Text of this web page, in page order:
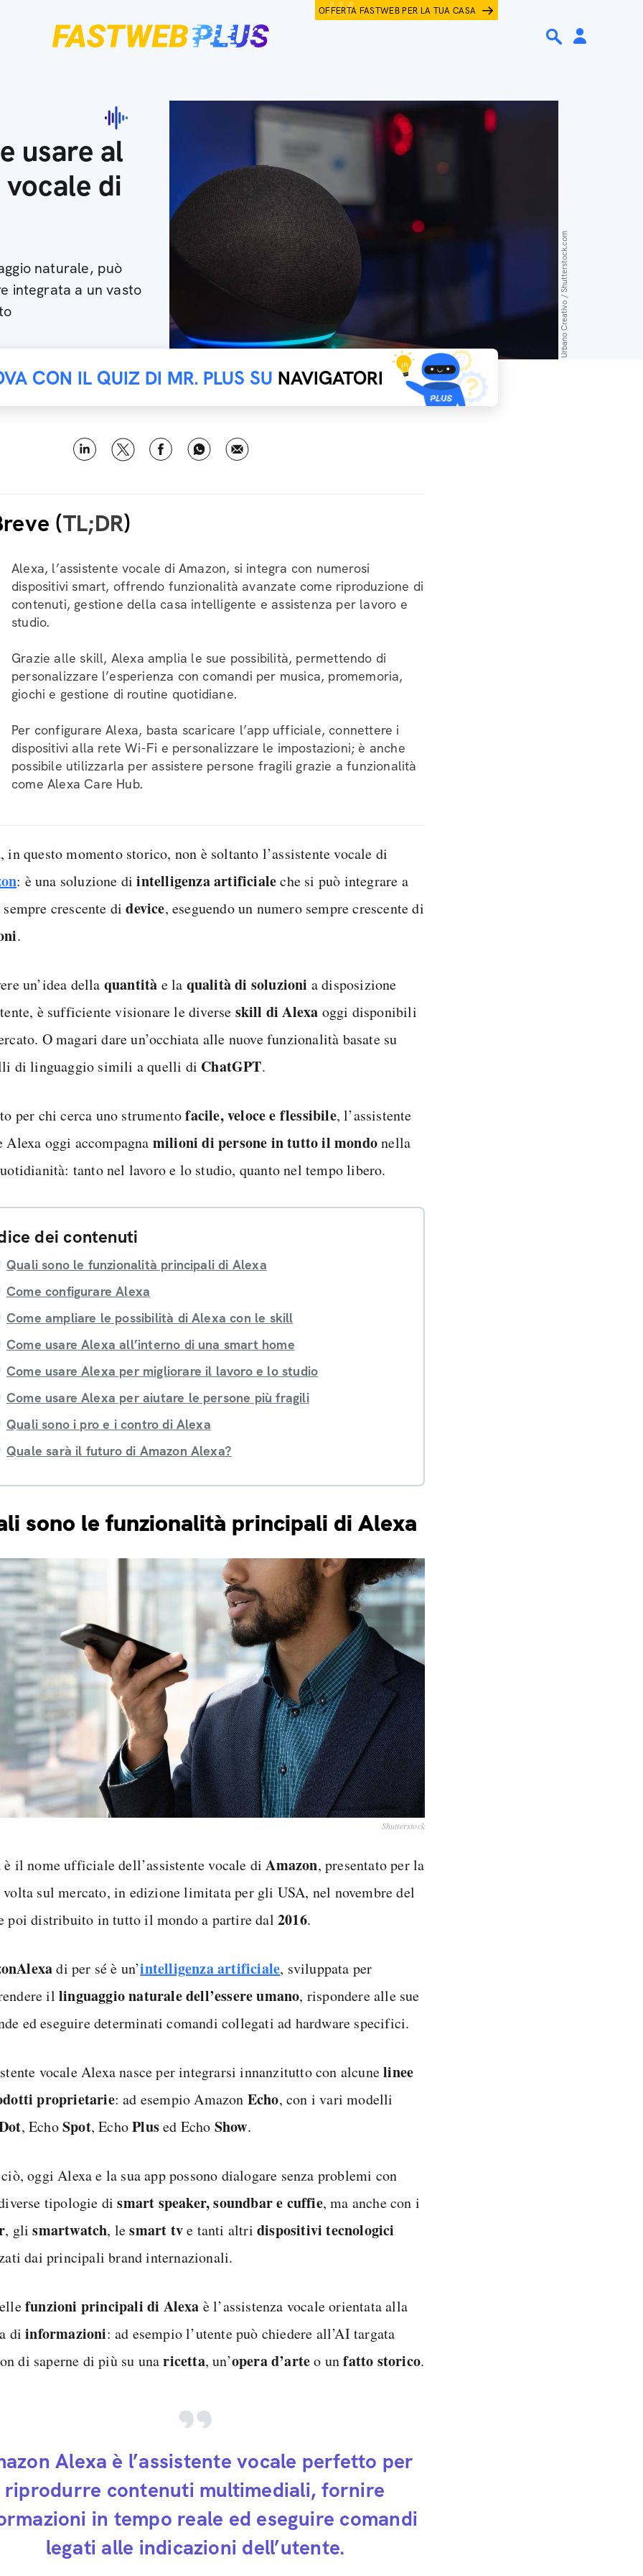
OFFERTA FASTWEB PER LA TUA CASA
usare al
vocale di
naturale, può
integrata a un vasto
Urbano Creativo / Shutterstock.com
CON IL QUIZ DI MR. PLUS SU NAVIGATORI
(TL;DR)
Alexa, l’assistente vocale di Amazon, si integra con numerosi
dispositivi smart, offrendo funzionalità avanzate come riproduzione di
contenuti, gestione della casa intelligente e assistenza per lavoro e
studio.
Grazie alle skill, Alexa amplia le sue possibilità, permettendo di
personalizzare l’esperienza con comandi per musica, promemoria,
giochi e gestione di routine quotidiane.
Per configurare Alexa, basta scaricare l’app ufficiale, connettere i
dispositivi alla rete Wi-Fi e personalizzare le impostazioni; è anche
possibile utilizzarla per assistere persone fragili grazie a funzionalità
come Alexa Care Hub.
, in questo momento storico, non è soltanto l’assistente vocale di
: è una soluzione diintelligenza artificialeche si può integrare a
sempre crescente didevice, eseguendo un numero sempre crescente di
.
un’idea della quantità e la qualità di soluzioni a disposizione
è sufficiente visionare le diverse skill di Alexa oggi disponibili
O magari dare un’occhiata alle nuove funzionalità basate su
di linguaggio simili a quelli di ChatGPT.
per chi cerca uno strumentofacile, veloce e flessibile, l’assistente
Alexa oggi accompagna milioni di persone in tutto il mondonella
tanto nel lavoro e lo studio, quanto nel tempo libero.
dei contenuti
Quali sono le funzionalità principali di Alexa
Come configurare Alexa
Come ampliare le possibilità di Alexa con le skill
Come usare Alexa all’interno di una smart home
Come usare Alexa per migliorare il lavoro e lo studio
Come usare Alexa per aiutare le persone più fragili
Quali sono i pro e i contro di Alexa
Quale sarà il futuro di Amazon Alexa?
sono le funzionalità principali di Alexa
Shutterstock
è il nome ufficiale dell’assistente vocale diAmazon, presentato per la
sul mercato, in edizione limitata per gli USA, nel novembre del
poi distribuito in tutto il mondo a partire dal2016.
Alexadi per sé è un’intelligenza artificiale, sviluppata per
il linguaggio naturale dell’essere umano, rispondere alle sue
ed eseguire determinati comandi collegati ad hardware specifici.
vocale Alexa nasce per integrarsi innanzitutto con alcunelinee
proprietarie: ad esempio Amazon Echo, con i vari modelli
, EchoSpot, EchoPlused Echo Show.
oggi Alexa e la sua app possono dialogare senza problemi con
tipologie dismart speaker, soundbar e cuffie, ma anche con i
, glismartwatch, lesmart tve tanti altridispositivi tecnologici
dai principali brand internazionali.
funzioni principali di Alexa è l’assistenza vocale orientata alla
diinformazioni: ad esempio l’utente può chiedere all’AI targata
di saperne di più su unaricetta, un’opera d’arteo unfatto storico.
Alexa è l’assistente vocale perfetto per
riprodurre contenuti multimediali, fornire
in tempo reale ed eseguire comandi
legati alle indicazioni dell’utente.